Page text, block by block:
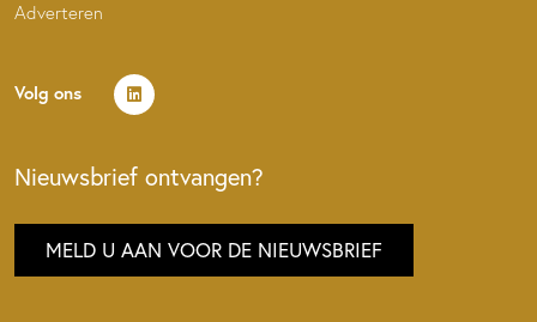
Adverteren
Volg ons
Nieuwsbrief ontvangen?
MELD U AAN VOOR DE NIEUWSBRIEF